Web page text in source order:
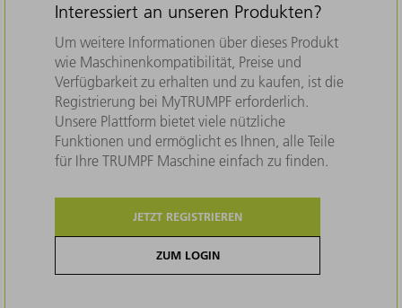
Interessiert an unseren Produkten?
Um weitere Informationen über dieses Produkt
wie Maschinenkompatibilität, Preise und
Verfügbarkeit zu erhalten und zu kaufen, ist die
Registrierung bei MyTRUMPF erforderlich.
Unsere Plattform bietet viele nützliche
Funktionen und ermöglicht es Ihnen, alle Teile
für Ihre TRUMPF Maschine einfach zu finden.
JETZT REGISTRIEREN
ZUM LOGIN